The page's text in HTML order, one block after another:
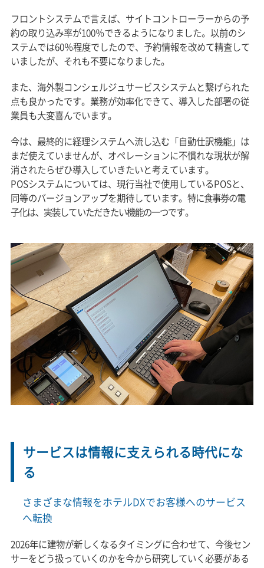
フロントシステムで言えば、サイトコントローラーからの予
約の取り込み率が100％できるようになりました。以前のシ
ステムでは60％程度でしたので、予約情報を改めて精査して
いましたが、それも不要になりました。
また、海外製コンシェルジュサービスシステムと繋げられた
点も良かったです。業務が効率化できて、導入した部署の従
業員も大変喜んでいます。
今は、最終的に経理システムへ流し込む「自動仕訳機能」は
まだ使えていませんが、オペレーションに不慣れな現状が解
消されたらぜひ導入していきたいと考えています。
POSシステムについては、現行当社で使用しているPOSと、
同等のバージョンアップを期待しています。 特に食事券の電
子化は、実装していただきたい機能の一つです。
サービスは情報に支えられる時代にな
る
さまざまな情報をホテルDXでお客様へのサービス
へ転換
2026年に建物が新しくなるタイミングに合わせて、今後セン
サーをどう扱っていくのかを今から研究していく必要がある